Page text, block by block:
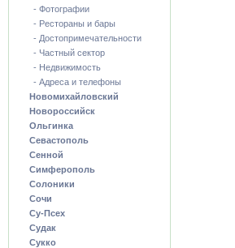
- Фотографии
- Рестораны и бары
- Достопримечательности
- Частный сектор
- Недвижимость
- Адреса и телефоны
Новомихайловский
Новороссийск
Ольгинка
Севастополь
Сенной
Симферополь
Солоники
Сочи
Су-Псех
Судак
Сукко